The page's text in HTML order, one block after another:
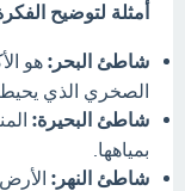
أمثلة لتوضيح
شاطئ البحر: هو
الصخري الذي يحيط
شاطئ البحيرة:
بمياهها.
شاطئ النهر: